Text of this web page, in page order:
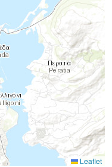
Leaflet